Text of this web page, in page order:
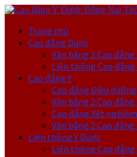
Trang chủ
Cao đẳng Dược
Văn bằng 2 Cao
Liên thông Cao đẳng
Cao đẳng Y
Cao đẳng Điều dưỡng
Văn bằng 2 Cao
Cao đẳng Xét nghiệm
Văn bằng 2 Cao
Liên thông Y Dược
Liên thông Cao